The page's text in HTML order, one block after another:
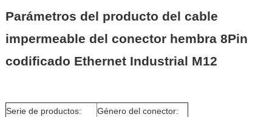
Parámetros del producto del cable
impermeable del conector hembra 8Pin
codificado Ethernet Industrial M12
Serie de productos:
Género del conector: